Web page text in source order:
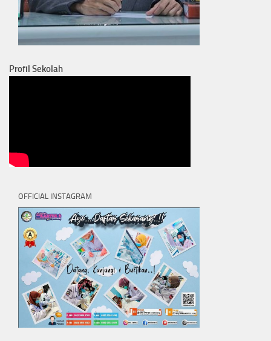
Profil Sekolah
OFFICIAL INSTAGRAM